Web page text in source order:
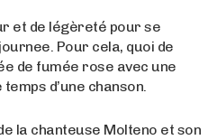
et de légèreté pour se
Pour cela, quoi de
de fumée rose avec une
d’une chanson.
la chanteuse Molteno et son